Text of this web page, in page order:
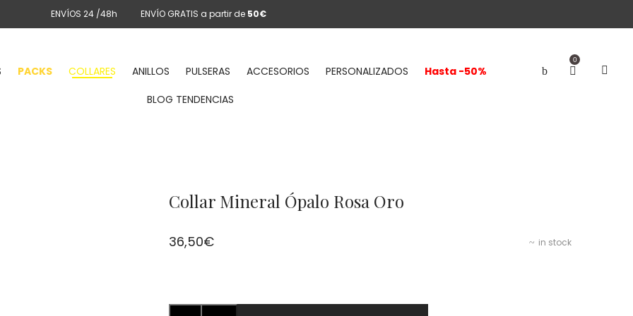
ENVÍOS 24 /48h ENVÍO GRATIS a partir de 50€
0
PACKS COLLARES ANILLOS PULSERAS ACCESORIOS PERSONALIZADOS
Hasta -50%
BLOG TENDENCIAS
Collar Mineral Ópalo Rosa Oro
in stock
36,50€